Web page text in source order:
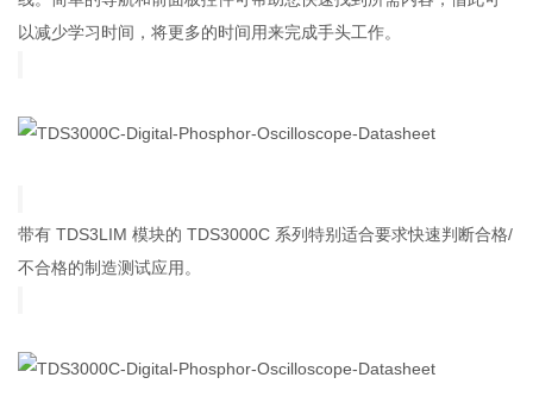
以减少学习时间，将更多的时间用来完成手头工作。
带有 TDS3LIM 模块的 TDS3000C 系列特别适合要求快速判断合格/
不合格的制造测试应用。